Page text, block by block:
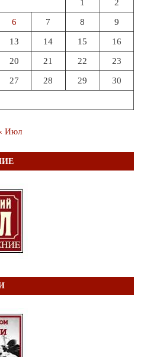
1 2
6 7 8 9
13 14 15 16
20 21 22 23
27 28 29 30
Июл